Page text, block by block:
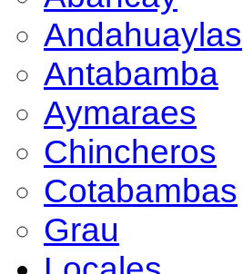
Andahuaylas
Antabamba
Aymaraes
Chincheros
Cotabambas
Grau